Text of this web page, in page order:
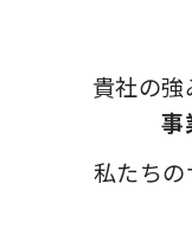
貴社の強
事
私たち